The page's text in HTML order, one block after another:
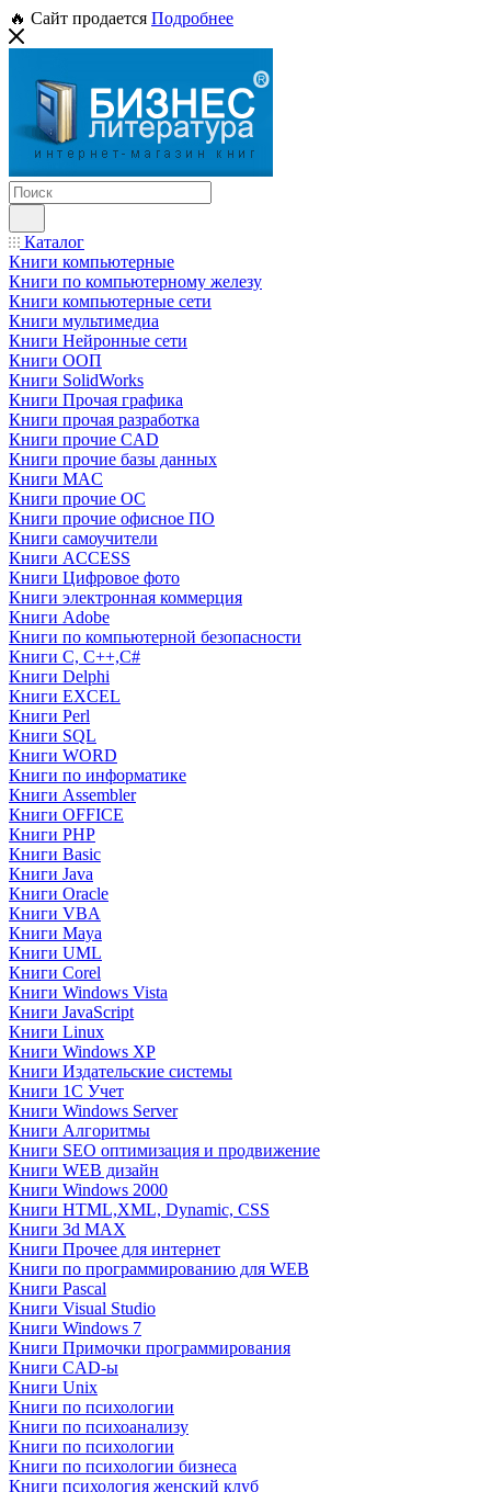
🔥 Сайт продается Подробнее
Каталог
Книги компьютерные
Книги по компьютерному железу
Книги компьютерные сети
Книги мультимедиа
Книги Нейронные сети
Книги ООП
Книги SolidWorks
Книги Прочая графика
Книги прочая разработка
Книги прочие CAD
Книги прочие базы данных
Книги MAC
Книги прочие ОС
Книги прочие офисное ПО
Книги самоучители
Книги ACCESS
Книги Цифровое фото
Книги электронная коммерция
Книги Adobe
Книги по компьютерной безопасности
Книги C, C++,С#
Книги Delphi
Книги EXCEL
Книги Perl
Книги SQL
Книги WORD
Книги по информатике
Книги Assembler
Книги OFFICE
Книги PHP
Книги Basic
Книги Java
Книги Oracle
Книги VBA
Книги Maya
Книги UML
Книги Corel
Книги Windows Vista
Книги JavaScript
Книги Linux
Книги Windows XP
Книги Издательские системы
Книги 1C Учет
Книги Windows Server
Книги Алгоритмы
Книги SEO оптимизация и продвижение
Книги WEB дизайн
Книги Windows 2000
Книги HTML,XML, Dynamic, CSS
Книги 3d MAX
Книги Прочее для интернет
Книги по программированию для WEB
Книги Pascal
Книги Visual Studio
Книги Windows 7
Книги Примочки программирования
Книги CAD-ы
Книги Unix
Книги по психологии
Книги по психоанализу
Книги по психологии
Книги по психологии бизнеса
Книги психология женский клуб